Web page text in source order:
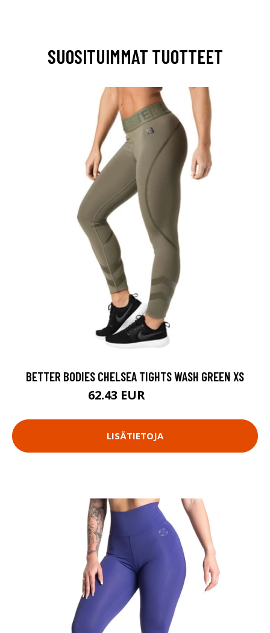
SUOSITUIMMAT TUOTTEET
BETTER BODIES CHELSEA TIGHTS WASH GREEN XS
62.43 EUR
LISÄTIETOJA